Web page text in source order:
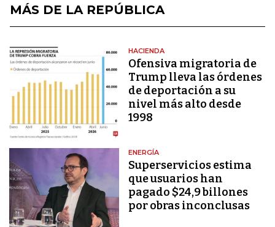
MÁS DE LA REPÚBLICA
HACIENDA
Ofensiva migratoria de
Trump lleva las órdenes
de deportación a su
nivel más alto desde
1998
ENERGÍA
Superservicios estima
que usuarios han
pagado $24,9 billones
por obras inconclusas